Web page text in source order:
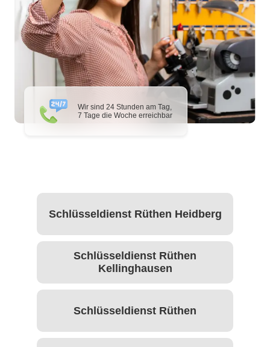
Wir sind 24 Stunden am Tag,
7 Tage die Woche erreichbar
Schlüsseldienst Rüthen Heidberg
Schlüsseldienst Rüthen
Kellinghausen
Schlüsseldienst Rüthen